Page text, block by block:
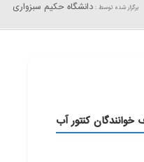
برگزار شده توسط : دانشگاه حکیم سبزواری
کنتور آب